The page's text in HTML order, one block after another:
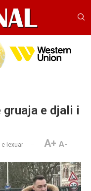
gruaja e djali i
e lexuar A+ A-